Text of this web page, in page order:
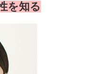
を知る